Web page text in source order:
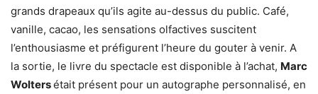
grands drapeaux qu’ils agite au-dessus du public. Café,
vanille, cacao, les sensations olfactives suscitent
l’enthousiasme et préfigurent l’heure du gouter à venir. A
la sortie, le livre du spectacle est disponible à l’achat, Marc
Woltersétait présent pour un autographe personnalisé, en